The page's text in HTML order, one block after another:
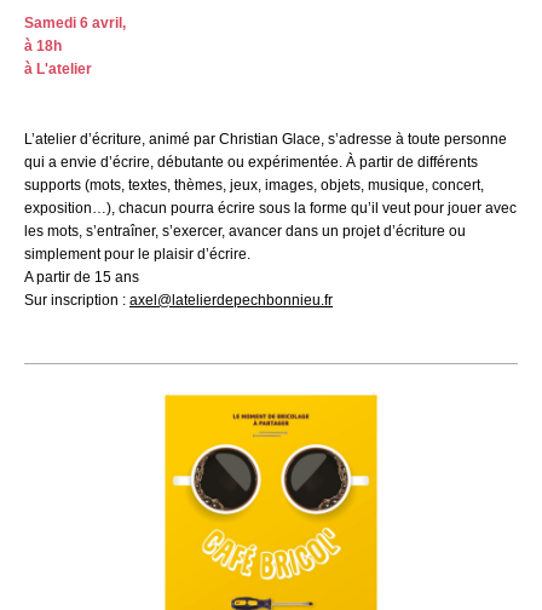
Samedi 6 avril,
à 18h
à L'atelier
L’atelier d’écriture, animé par Christian Glace, s’adresse à toute personne
qui a envie d’écrire, débutante ou expérimentée. À partir de différents
supports (mots, textes, thèmes, jeux, images, objets, musique, concert,
exposition…), chacun pourra écrire sous la forme qu’il veut pour jouer avec
les mots, s’entraîner, s’exercer, avancer dans un projet d’écriture ou
simplement pour le plaisir d’écrire.
A partir de 15 ans
Sur inscription : axel@latelierdepechbonnieu.fr